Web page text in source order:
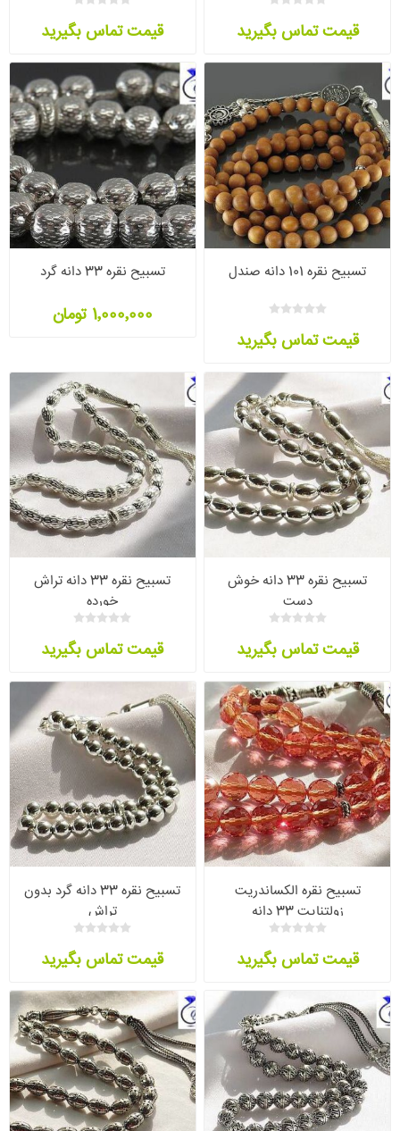
قیمت تماس بگیرید قیمت تماس بگیرید
تسبیح نقره 101 دانه صندل
قیمت تماس بگیرید
تسبیح نقره 33 دانه گرد
1٬000٬000 تومان
تسبیح نقره 33 دانه خوش
دست
قیمت تماس بگیرید
تسبیح نقره 33 دانه تراش
خورده
قیمت تماس بگیرید
تسبیح نقره الکساندریت
زولتنایت 33 دانه
قیمت تماس بگیرید
تسبیح نقره 33 دانه گرد بدون
تراش
قیمت تماس بگیرید